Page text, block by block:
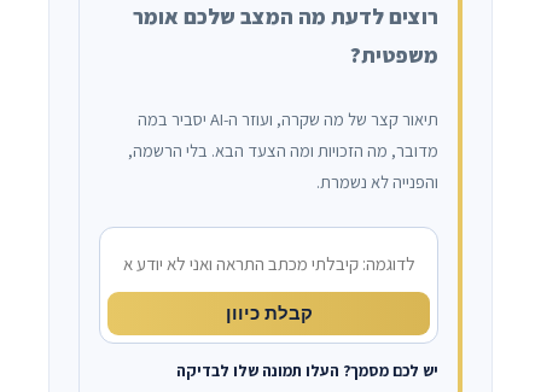
רוצים לדעת מה המצב שלכם אומר
משפטית?
תיאור קצר של מה שקרה, ועוזר ה-AI יסביר במה
מדובר, מה הזכויות ומה הצעד הבא. בלי הרשמה,
והפנייה לא נשמרת.
מה קרה?
קבלת כיוון
יש לכם מסמך? העלו תמונה שלו לבדיקה